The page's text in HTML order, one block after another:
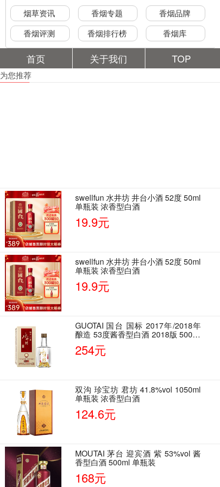
烟草资讯 香烟专题
香烟品牌
香烟评测
香烟排行榜 香烟库
首页 关于我们 TOP
为您推荐
swellfun 水井坊 井台小酒 52度 50ml
单瓶装 浓香型白酒
19.9元
swellfun 水井坊 井台小酒 52度 50ml
单瓶装 浓香型白酒
19.9元
GUOTAI 国台 国标 2017年/2018年
酿造 53度酱香型白酒 2018版 500ml
单瓶装
254元
双沟 珍宝坊 君坊 41.8%vol 1050ml
单瓶装 浓香型白酒
124.6元
MOUTAI 茅台 迎宾酒 紫 53%vol 酱
香型白酒 500ml 单瓶装
168元